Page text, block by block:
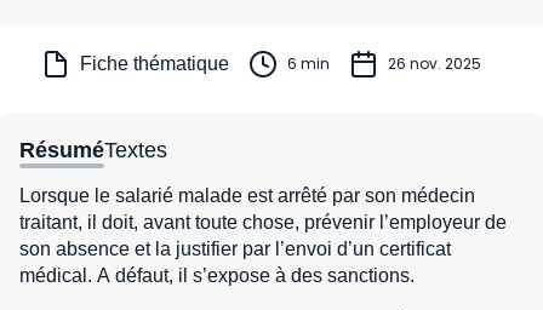
Fiche thématique 6 min 26 nov. 2025
RésuméTextes
Lorsque le salarié malade est arrêté par son médecin
traitant, il doit, avant toute chose, prévenir l’employeur de
son absence et la justifier par l’envoi d’un certificat
médical. A défaut, il s’expose à des sanctions.